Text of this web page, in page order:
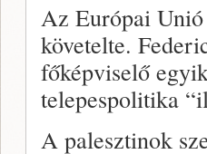
Az Európai
követelte.
főképviselő
telepespolitika
A palesztinok